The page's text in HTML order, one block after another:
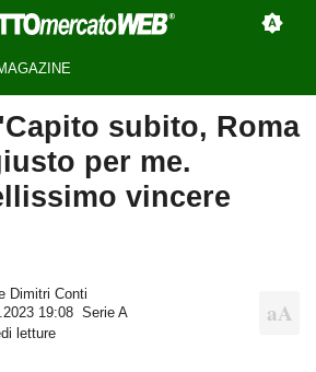
subito, Roma
per me.
vincere
Dimitri Conti
19:08
Serie A
letture